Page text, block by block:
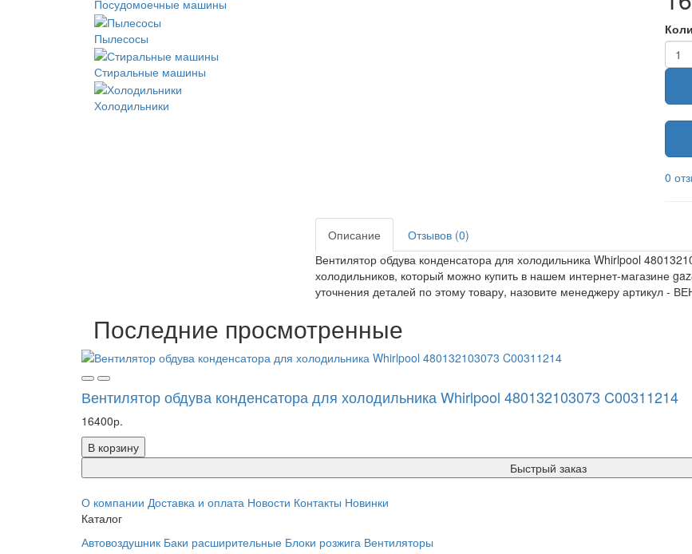
Посудомоечные машины
Пылесосы
Стиральные машины
Холодильники
0
Описание
Отзывов (0)
Вентилятор обдува конденсатора для холодильника Whirlpool
холодильников, который можно купить в нашем интернет-магазине
уточнения деталей по этому товару, назовите менеджеру артикул -
Последние просмотренные
Вентилятор обдува конденсатора для холодильника Whirlpool 480132103073 C00311214
16400р.
В корзину
Быстрый заказ
О компании Доставка и оплата Новости Контакты Новинки
Каталог
Автовоздушник Баки расширительные Блоки розжига Вентиляторы